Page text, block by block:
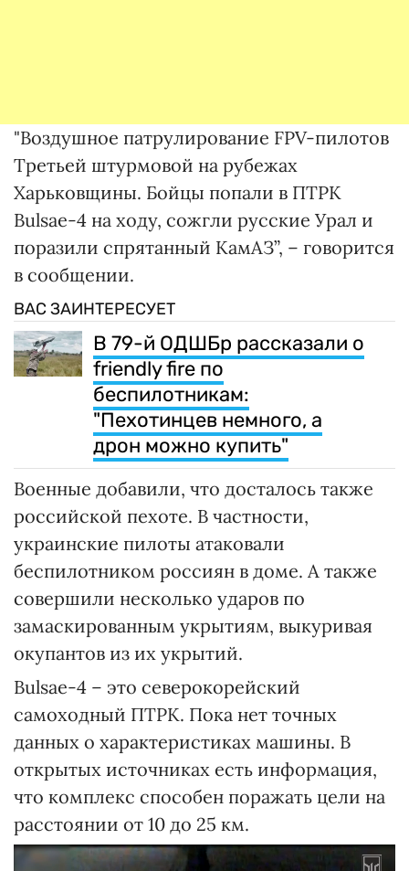
"Воздушное патрулирование FPV-пилотов
Третьей штурмовой на рубежах
Харьковщины. Бойцы попали в ПТРК
Bulsae-4 на ходу, сожгли русские Урал и
поразили спрятанный КамАЗ”, – говорится
в сообщении.
ВАС ЗАИНТЕРЕСУЕТ
В 79-й ОДШБр рассказали о
friendly fire по
беспилотникам:
"Пехотинцев немного, а
дрон можно купить"
Военные добавили, что досталось также
российской пехоте. В частности,
украинские пилоты атаковали
беспилотником россиян в доме. А также
совершили несколько ударов по
замаскированным укрытиям, выкуривая
окупантов из их укрытий.
Bulsae-4 – это северокорейский
самоходный ПТРК. Пока нет точных
данных о характеристиках машины. В
открытых источниках есть информация,
что комплекс способен поражать цели на
расстоянии от 10 до 25 км.